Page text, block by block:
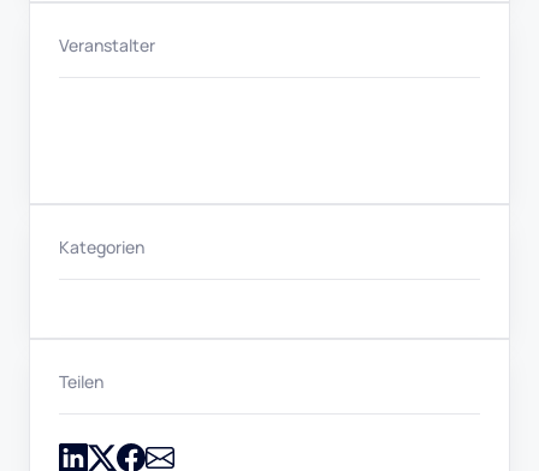
Veranstalter
Kategorien
Teilen